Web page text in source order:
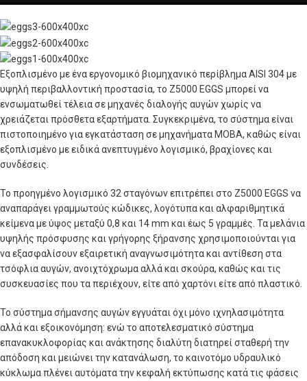
Εξοπλισμένο με ένα εργονομικό βιομηχανικό περίβλημα AISI 304 με
υψηλή περιβαλλοντική προστασία, το Z5000 EGGS μπορεί να
ενσωματωθεί τέλεια σε μηχανές διαλογής αυγών χωρίς να
χρειάζεται πρόσθετα εξαρτήματα. Συγκεκριμένα, το σύστημα είναι
πιστοποιημένο για εγκατάσταση σε μηχανήματα MOBA, καθώς είναι
εξοπλισμένο με ειδικά ανεπτυγμένο λογισμικό, βραχίονες και
συνδέσεις.
Το προηγμένο λογισμικό 32 σταγόνων επιτρέπει στο Z5000 EGGS να
αναπαράγει γραμμωτούς κώδικες, λογότυπα και αλφαριθμητικά
κείμενα με ύψος μεταξύ 0,8 και 14 mm και έως 5 γραμμές. Τα μελάνια
υψηλής πρόσφυσης και γρήγορης ξήρανσης χρησιμοποιούνται για
να εξασφαλίσουν εξαιρετική αναγνωσιμότητα και αντίθεση στα
τσόφλια αυγών, ανοιχτόχρωμα αλλά και σκούρα, καθώς και τις
συσκευασίες που τα περιέχουν, είτε από χαρτόνι είτε από πλαστικό.
Το σύστημα σήμανσης αυγών εγγυάται όχι μόνο ιχνηλασιμότητα
αλλά και εξοικονόμηση: ενώ το αποτελεσματικό σύστημα
επανακυκλοφορίας και ανάκτησης διαλύτη διατηρεί σταθερή την
απόδοση και μειώνει την κατανάλωση, το καινοτόμο υδραυλικό
κύκλωμα πλένει αυτόματα την κεφαλή εκτύπωσης κατά τις φάσεις